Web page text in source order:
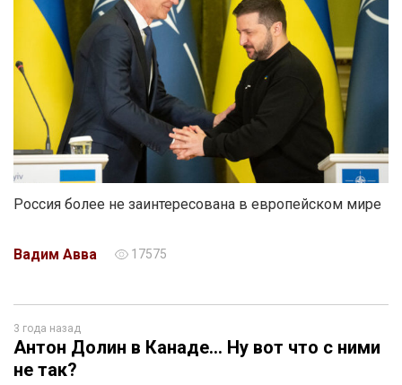
Россия более не заинтересована в европейском мире
Вадим Авва 17575
3 года назад
Антон Долин в Канаде… Ну вот что с ними
не так?